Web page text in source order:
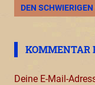
BEITRAG:
DEN
KOMMENTAR
Deine E-Mail-